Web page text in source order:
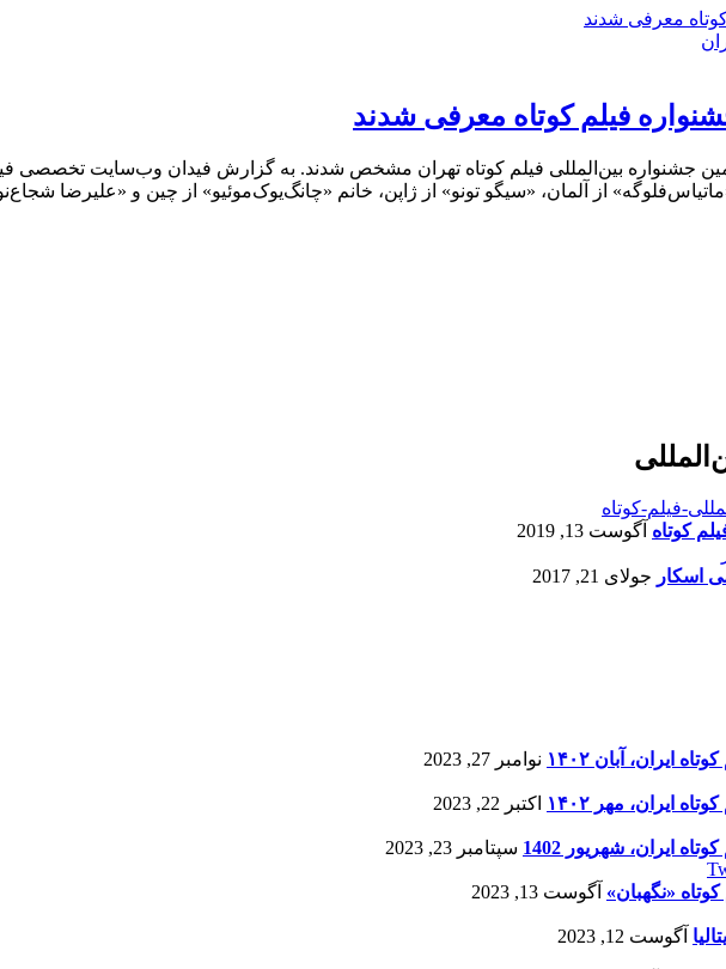
فیلم کوتاه معرفی شدند
جشنواره بین‌المللی فیلم کوتاه تهران مشخص شدند. به گزارش فیدان وب‌سایت تخصصی
«ماتیاس‌فلوگه» از آلمان، «سیگو تونو» از ژاپن، خانم «چانگ‌یوک‌موئیو» از چین و «علیرضا
کوتاه آگوست 13, 2019
اسکار جولای 21, 2017
ایران، آبان ۱۴۰۲ نوامبر 27, 2023
ایران، مهر ۱۴۰۲ اکتبر 22, 2023
ایران، شهریور 1402 سپتامبر 23, 2023
«نگهبان» آگوست 13, 2023
آگوست 12, 2023